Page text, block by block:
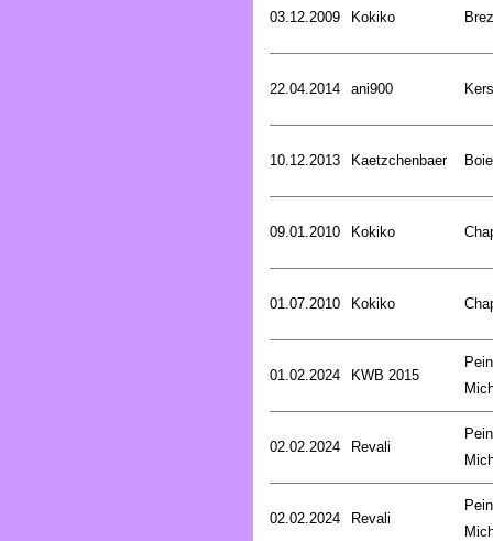
03.12.2009 Kokiko
22.04.2014 ani900
10.12.2013 Kaetzchenbaer
09.01.2010 Kokiko
01.07.2010 Kokiko
01.02.2024 KWB 2015
02.02.2024 Revali
02.02.2024 Revali